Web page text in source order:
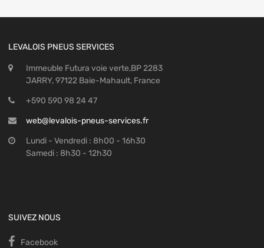
LEVALOIS PNEUS SERVICES
Immeuble Futura voie verte,BP 2283
JARRY, 97122 Baie-Mahault, France
+590 590 98 24 47
web@levalois-pneus-services.fr
Lundi - Vendredi : 8h00 - 16h30
Samedi : 8h30 - 12h30
SUIVEZ NOUS
Facebook